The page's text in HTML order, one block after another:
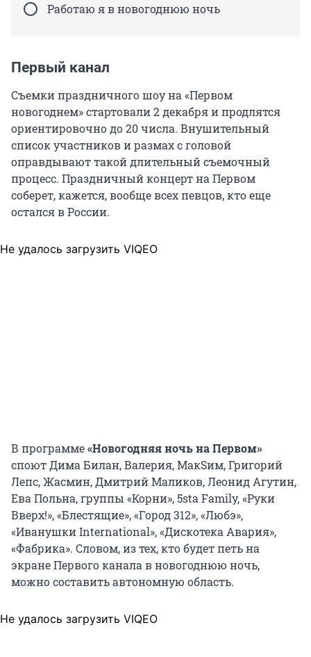
Работаю я в новогоднюю ночь
Первый канал
Съемки праздничного шоу на «Первом
новогоднем» стартовали 2 декабря и продлятся
ориентировочно до 20 числа. Внушительный
список участников и размах с головой
оправдывают такой длительный съемочный
процесс. Праздничный концерт на Первом
соберет, кажется, вообще всех певцов, кто еще
остался в России.
Не удалось загрузить VIQEO
В программе«Новогодняя ночь на Первом»
споют Дима Билан, Валерия, МакSим, Григорий
Лепс, Жасмин, Дмитрий Маликов, Леонид Агутин,
Ева Польна, группы «Корни», 5sta Family, «Руки
Вверх!», «Блестящие», «Город 312», «Любэ»,
«Иванушки International», «Дискотека Авария»,
«Фабрика». Словом, из тех, кто будет петь на
экране Первого канала в новогоднюю ночь,
можно составить автономную область.
Не удалось загрузить VIQEO